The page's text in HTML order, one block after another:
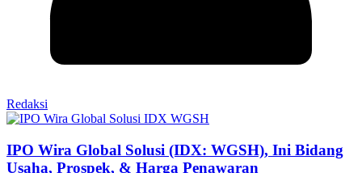
Redaksi
IPO Wira Global Solusi (IDX: WGSH), Ini Bidang
Usaha, Prospek, & Harga Penawaran